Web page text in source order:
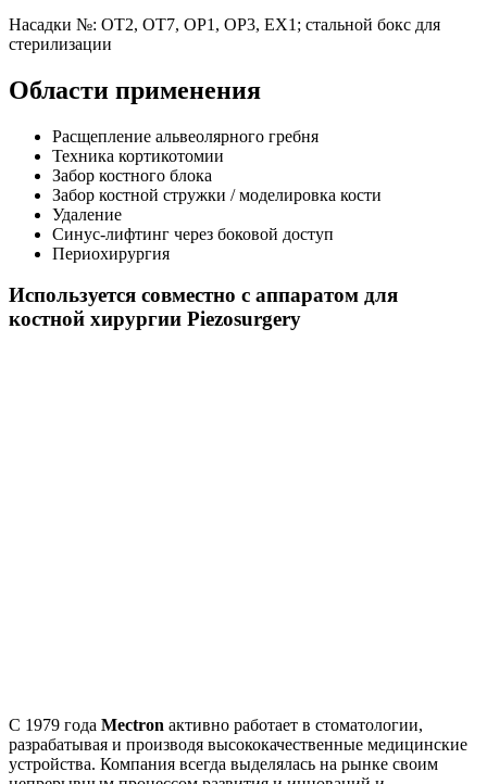
Насадки №: OT2, OT7, OP1, OP3, EX1; стальной бокс для
стерилизации
Области применения
Расщепление альвеолярного гребня
Техника кортикотомии
Забор костного блока
Забор костной стружки / моделировка кости
Удаление
Синус-лифтинг через боковой доступ
Периохирургия
Используется совместно с аппаратом для
костной хирургии Piezosurgery
С 1979 года Mectron активно работает в стоматологии,
разрабатывая и производя высококачественные медицинские
устройства. Компания всегда выделялась на рынке своим